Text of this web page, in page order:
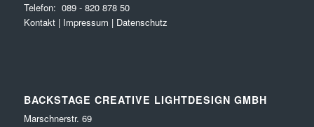
Telefon: 089 - 820 878 50
Kontakt| Impressum | Datenschutz
BACKSTAGE CREATIVE LIGHTDESIGN GMBH
Marschnerstr. 69